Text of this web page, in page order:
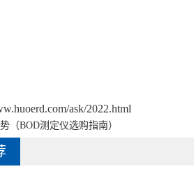
ask/2022.html
（BOD测定仪选购指南）